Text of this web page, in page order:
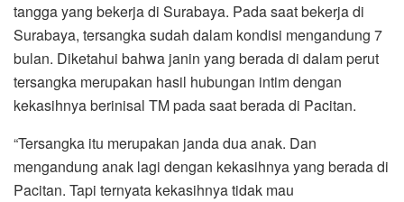
tangga yang bekerja di Surabaya. Pada saat bekerja di
Surabaya, tersangka sudah dalam kondisi mengandung 7
bulan. Diketahui bahwa janin yang berada di dalam perut
tersangka merupakan hasil hubungan intim dengan
kekasihnya berinisal TM pada saat berada di Pacitan.
“Tersangka itu merupakan janda dua anak. Dan
mengandung anak lagi dengan kekasihnya yang berada di
Pacitan. Tapi ternyata kekasihnya tidak mau